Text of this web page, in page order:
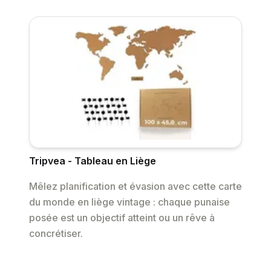
Tripvea - Tableau en Liège
Mêlez planification et évasion avec cette carte
du monde en liège vintage : chaque punaise
posée est un objectif atteint ou un rêve à
concrétiser.